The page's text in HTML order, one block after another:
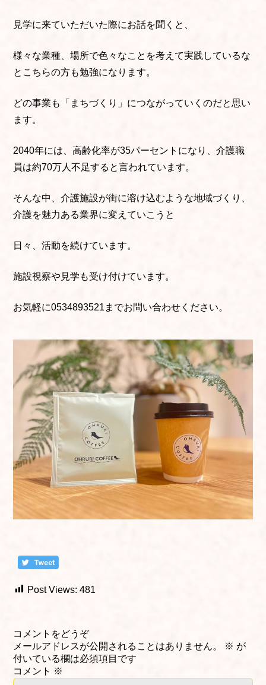
見学に来ていただいた際にお話を聞くと、
様々な業種、場所で色々なことを考えて実践しているな
とこちらの方も勉強になります。
どの事業も「まちづくり」につながっていくのだと思い
ます。
2040年には、高齢化率が35パーセントになり、介護職
員は約70万人不足すると言われています。
そんな中、介護施設が街に溶け込むような地域づくり、
介護を魅力ある業界に変えていこうと
日々、活動を続けています。
施設視察や見学も受け付けています。
お気軽に0534893521までお問い合わせください。
Post Views: 481
コメントをどうぞ
メールアドレスが公開されることはありません。
※ が
付いている欄は必須項目です
コメント ※